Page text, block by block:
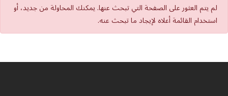
لم يتم العثور على الصفحة التي تبحث عنها. يمكنك المحاولة من جديد، أو
استخدام القائمة أعلاه لإيجاد ما تبحث عنه.